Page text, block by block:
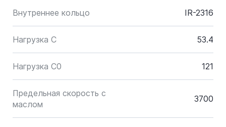
Внутреннее кольцо IR-2316
Нагрузка C 53.4
Нагрузка C0 121
Предельная скорость с
маслом
3700